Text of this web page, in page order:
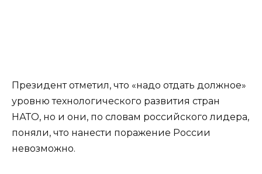
Президент отметил, что «надо отдать должное»
уровню технологического развития стран
НАТО, но и они, по словам российского лидера,
поняли, что нанести поражение России
невозможно.